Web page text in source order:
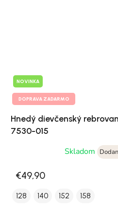
NOVINKA
DOPRAVA ZADARMO
Hnedý dievčenský
7530-015
Skladom
€49,90
128 140 152 158